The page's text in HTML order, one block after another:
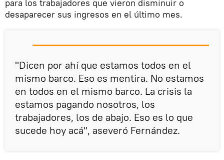
para los trabajadores que vieron disminuir o
desaparecer sus ingresos en el último mes.
"Dicen por ahí que estamos todos en el
mismo barco. Eso es mentira. No estamos
en todos en el mismo barco. La crisis la
estamos pagando nosotros, los
trabajadores, los de abajo. Eso es lo que
sucede hoy acá", aseveró Fernández.